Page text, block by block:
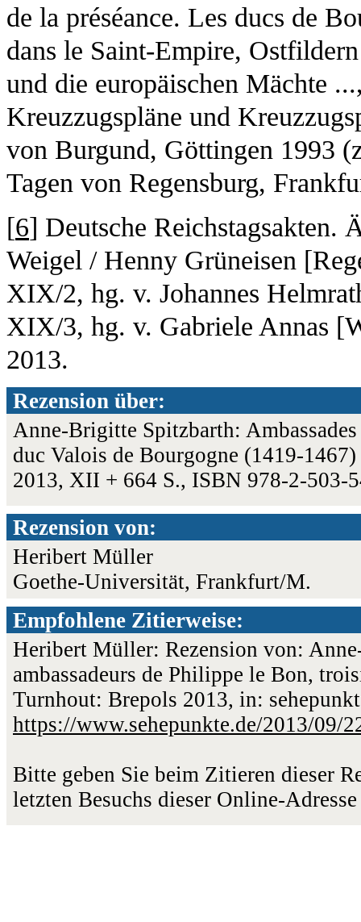
de la préséance. Les ducs de
dans le Saint-Empire,
und die europäischen Mächte
Kreuzzugspläne und
von Burgund, Göttingen 1993
Tagen von Regensburg,
[6] Deutsche
Weigel / Henny Grüneisen
XIX/2, hg. v. Johannes
XIX/3, hg. v. Gabriele Annas
2013.
Rezension über:
Anne-Brigitte Spitzbarth:
duc Valois de Bourgogne (1419-
2013, XII + 664 S., ISBN 978-2-503-
Rezension von:
Heribert Müller
Goethe-Universität, Frankfurt/M.
Empfohlene Zitierweise:
Heribert Müller: Rezension von:
ambassadeurs de Philippe le Bon,
Turnhout: Brepols 2013, in:
https://www.sehepunkte.de/2013/09/
Bitte geben Sie beim Zitieren dieser
letzten Besuchs dieser Online-Adresse